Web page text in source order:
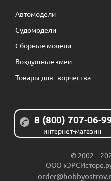
Автомодели
Судомодели
Сборные модели
Воздушные змеи
Товары для творчества
8 (800) 707-06-
интернет-магазин
© 2002 –
ООО